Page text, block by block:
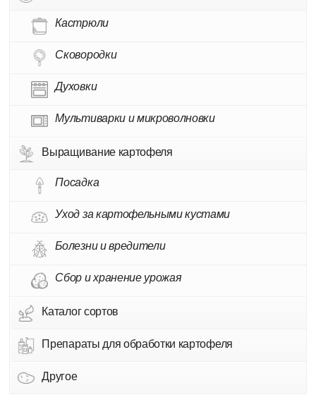
Кастрюли
Сковородки
Духовки
Мультиварки и микроволновки
Выращивание картофеля
Посадка
Уход за картофельными кустами
Болезни и вредители
Сбор и хранение урожая
Каталог сортов
Препараты для обработки картофеля
Другое